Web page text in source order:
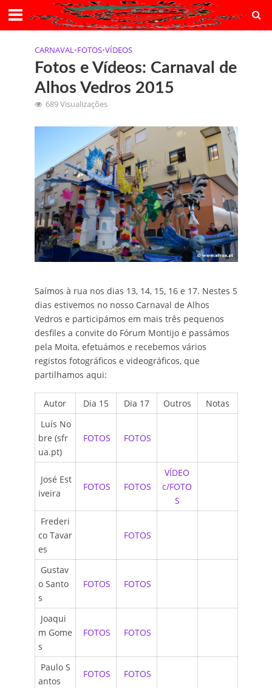
CARNAVAL•FOTOS•VÍDEOS
Fotos e Vídeos: Carnaval de
Alhos Vedros 2015
689 Visualizações
Saímos à rua nos dias 13, 14, 15, 16 e 17. Nestes 5
dias estivemos no nosso Carnaval de Alhos
Vedros e participámos em mais três pequenos
desfiles a convite do Fórum Montijo e passámos
pela Moita, efetuámos e recebemos vários
registos fotográficos e videográficos, que
partilhamos aqui:
Autor Dia 15 Dia 17 Outros
Notas
Luís No
bre (sfr
ua.pt)
FOTOS FOTOS
José Est
iveira
FOTOS FOTOS
VÍDEO
c/FOTO
S
Frederi
co Tavar
es
FOTOS
Gustav
o Santo
s
FOTOS FOTOS
Joaqui
m Gome
s
FOTOS FOTOS
Paulo S
antos
FOTOS FOTOS